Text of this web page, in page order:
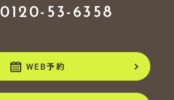
0120-53-6358
WEB予約